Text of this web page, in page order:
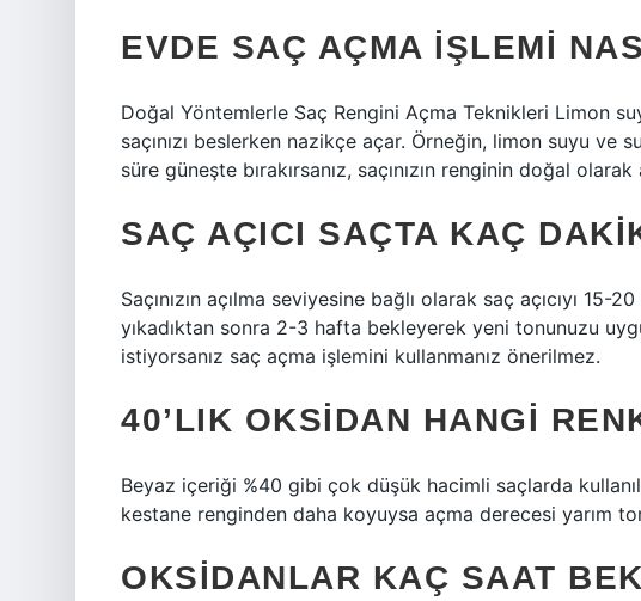
EVDE SAÇ AÇMA IŞLEMI
Doğal Yöntemlerle Saç Rengini Açma Teknikleri Limon
saçınızı beslerken nazikçe açar. Örneğin, limon suyu ve su
süre güneşte bırakırsanız, saçınızın renginin doğal
SAÇ AÇICI SAÇTA KAÇ
Saçınızın açılma seviyesine bağlı olarak saç açıcıyı 15-
yıkadıktan sonra 2-3 hafta bekleyerek yeni tonunuzu
istiyorsanız saç açma işlemini kullanmanız önerilmez.
40’LIK OKSIDAN HANGI
Beyaz içeriği %40 gibi çok düşük hacimli saçlarda
kestane renginden daha koyuysa açma derecesi yarım
OKSIDANLAR KAÇ SAAT